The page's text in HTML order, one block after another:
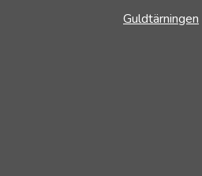
Guldtärningen